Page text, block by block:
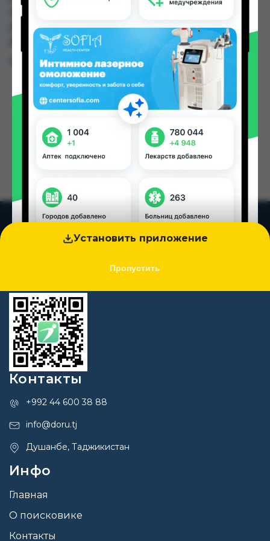
Установить приложение
Пропустить
Дорухона по цене от 4.64 TJS до 92.00 TJS в
Душанбе и других городах Таджикистана
Цена: от4.64 TJS
Контакты
+992 44 600 38 88
info@doru.tj
Душанбе, Таджикистан
Инфо
Главная
О поисковике
Контакты